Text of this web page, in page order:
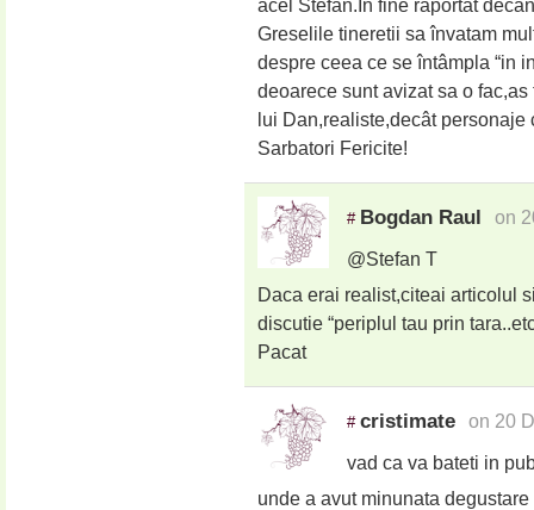
acel Stefan.In fine raportat
Greselile tineretii sa învatam
despre ceea ce se întâmpla “in
deoarece sunt avizat sa o
lui Dan,realiste,decât
Sarbatori Fericite!
# Bogdan Raul on
@Stefan T
Daca erai realist,citeai articolul
discutie “periplul tau prin
Pacat
# cristimate on 20
vad ca va bateti in
unde a avut minunata